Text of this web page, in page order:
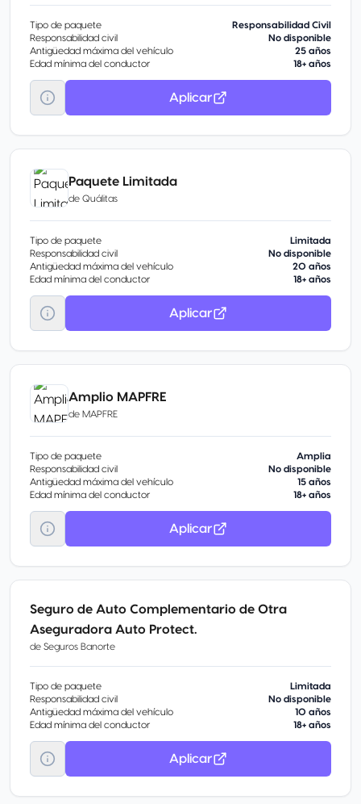
Tipo de paquete
Responsabilidad Civil
Responsabilidad civil
No disponible
Antigüedad máxima del vehículo
25 años
Edad mínima del conductor
18+ años
Aplicar
Paquete Limitada
de Quálitas
Tipo de paquete
Limitada
Responsabilidad civil
No disponible
Antigüedad máxima del vehículo
20 años
Edad mínima del conductor
18+ años
Aplicar
Amplio MAPFRE
de MAPFRE
Tipo de paquete
Amplia
Responsabilidad civil
No disponible
Antigüedad máxima del vehículo
15 años
Edad mínima del conductor
18+ años
Aplicar
Seguro de Auto Complementario de Otra
Aseguradora Auto Protect.
de Seguros Banorte
Tipo de paquete
Limitada
Responsabilidad civil
No disponible
Antigüedad máxima del vehículo
10 años
Edad mínima del conductor
18+ años
Aplicar